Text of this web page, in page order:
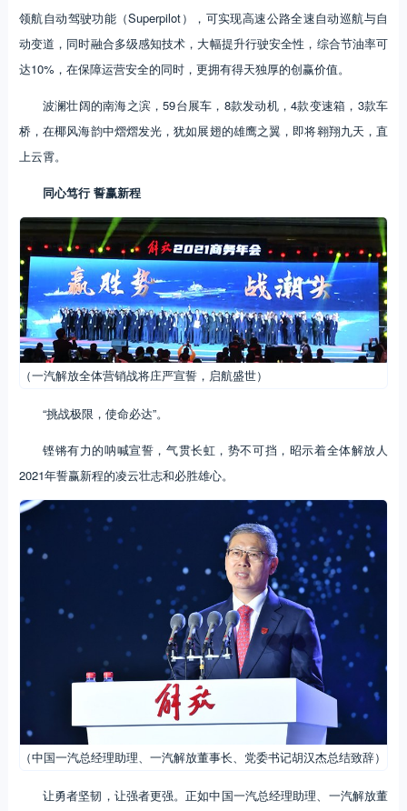
领航自动驾驶功能（Superpilot），可实现高速公路全速自动巡航与自
动变道，同时融合多级感知技术，大幅提升行驶安全性，综合节油率可
达10%，在保障运营安全的同时，更拥有得天独厚的创赢价值。
波澜壮阔的南海之滨，59台展车，8款发动机，4款变速箱，3款车
桥，在椰风海韵中熠熠发光，犹如展翅的雄鹰之翼，即将翱翔九天，直
上云霄。
同心笃行 誓赢新程
（一汽解放全体营销战将庄严宣誓，启航盛世）
“挑战极限，使命必达”。
铿锵有力的呐喊宣誓，气贯长虹，势不可挡，昭示着全体解放人
2021年誓赢新程的凌云壮志和必胜雄心。
（中国一汽总经理助理、一汽解放董事长、党委书记胡汉杰总结致辞）
让勇者坚韧，让强者更强。正如中国一汽总经理助理、一汽解放董